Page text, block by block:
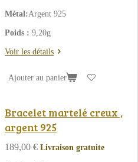
Métal:Argent 925
Poids : 9,20g
Voir les détails
Ajouter au panier
Bracelet martelé creux ,
argent 925
189,00 € Livraison gratuite